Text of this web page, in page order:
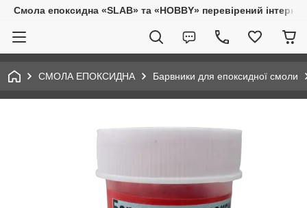
Смола епоксидна «SLAB» та «HOBBY» перевірений
СМОЛА ЕПОКСИДНА Барвники для епоксидної смоли